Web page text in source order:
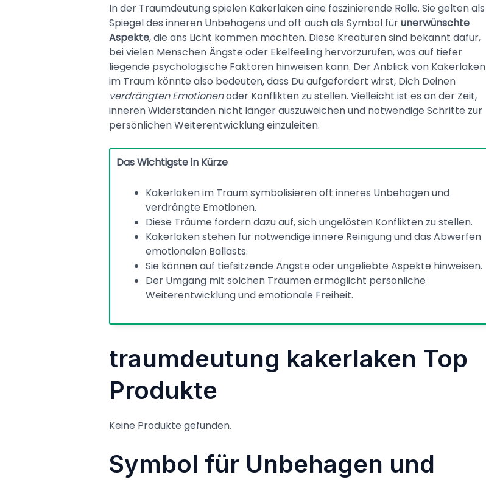
In der Traumdeutung spielen Kakerlaken eine faszinierende Rolle. Sie gelten als
Spiegel des inneren Unbehagens und oft auch als Symbol fürunerwünschte
Aspekte, die ans Licht kommen möchten. Diese Kreaturen sind bekannt dafür,
bei vielen Menschen Ängste oder Ekelfeeling hervorzurufen, was auf tiefer
liegende psychologische Faktoren hinweisen kann. Der Anblick von Kakerlaken
im Traum könnte also bedeuten, dass Du aufgefordert wirst, Dich Deinen
verdrängten Emotionenoder Konflikten zu stellen. Vielleicht ist es an der Zeit,
inneren Widerständen nicht länger auszuweichen und notwendige Schritte zur
persönlichen Weiterentwicklung einzuleiten.
Das Wichtigste in Kürze
Kakerlaken im Traum symbolisieren oft inneres Unbehagen und
verdrängte Emotionen.
Diese Träume fordern dazu auf, sich ungelösten Konflikten zu stellen.
Kakerlaken stehen für notwendige innere Reinigung und das Abwerfen
emotionalen Ballasts.
Sie können auf tiefsitzende Ängste oder ungeliebte Aspekte hinweisen.
Der Umgang mit solchen Träumen ermöglicht persönliche
Weiterentwicklung und emotionale Freiheit.
traumdeutung kakerlaken Top
Produkte
Keine Produkte gefunden.
Symbol für Unbehagen und